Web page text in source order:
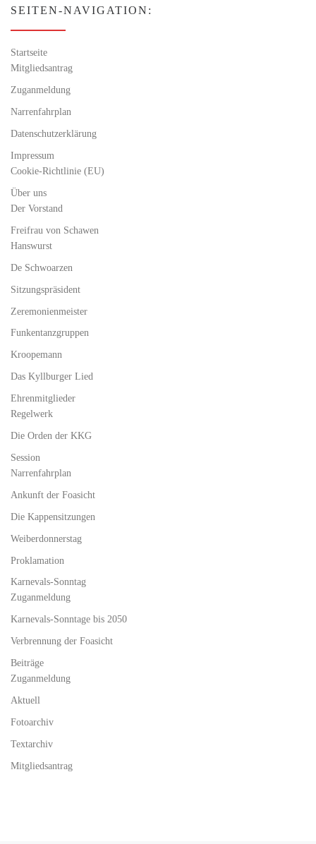
SEITEN-NAVIGATION:
Startseite
Mitgliedsantrag
Zuganmeldung
Narrenfahrplan
Datenschutzerklärung
Impressum
Cookie-Richtlinie (EU)
Über uns
Der Vorstand
Freifrau von Schawen
Hanswurst
De Schwoarzen
Sitzungspräsident
Zeremonienmeister
Funkentanzgruppen
Kroopemann
Das Kyllburger Lied
Ehrenmitglieder
Regelwerk
Die Orden der KKG
Session
Narrenfahrplan
Ankunft der Foasicht
Die Kappensitzungen
Weiberdonnerstag
Proklamation
Karnevals-Sonntag
Zuganmeldung
Karnevals-Sonntage bis 2050
Verbrennung der Foasicht
Beiträge
Zuganmeldung
Aktuell
Fotoarchiv
Textarchiv
Mitgliedsantrag